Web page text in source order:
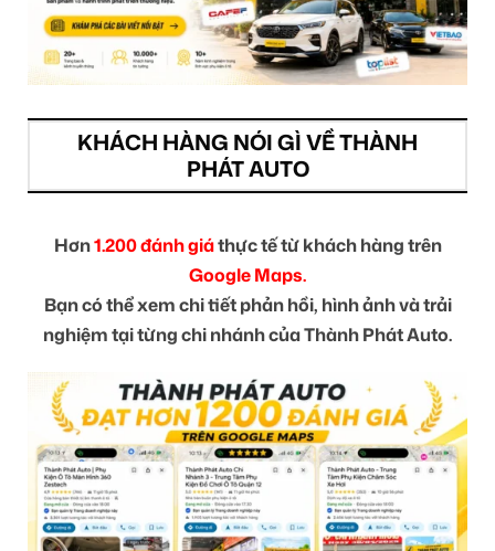
KHÁCH HÀNG NÓI GÌ VỀ THÀNH
PHÁT AUTO
Hơn1.200 đánh giáthực tế từ khách hàng trên
Google Maps.
Bạn có thể xem chi tiết phản hồi, hình ảnh và trải
nghiệm tại từng chi nhánh của Thành Phát Auto.